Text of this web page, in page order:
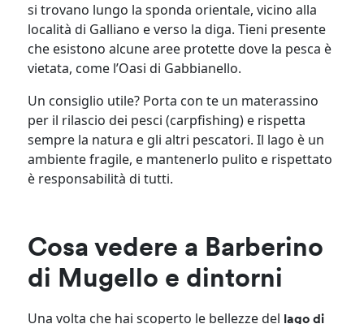
si trovano lungo la sponda orientale, vicino alla
località di Galliano e verso la diga. Tieni presente
che esistono alcune aree protette dove la pesca è
vietata, come l’Oasi di Gabbianello.
Un consiglio utile? Porta con te un materassino
per il rilascio dei pesci (carpfishing) e rispetta
sempre la natura e gli altri pescatori. Il lago è un
ambiente fragile, e mantenerlo pulito e rispettato
è responsabilità di tutti.
Cosa vedere a Barberino
di Mugello e dintorni
Una volta che hai scoperto le bellezze del lago di